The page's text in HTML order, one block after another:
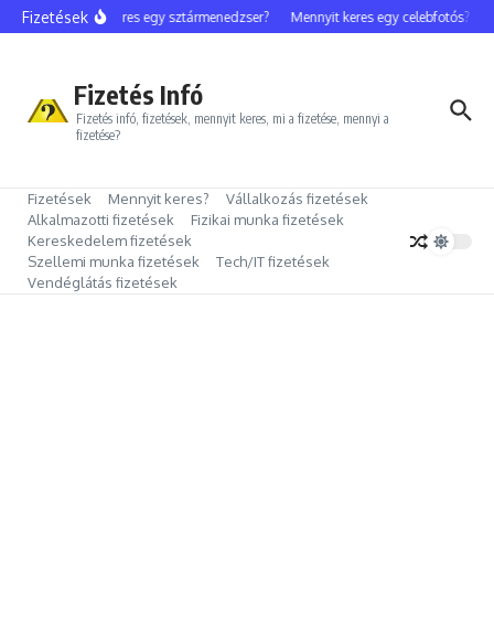
Ugrás a tartalomhoz
Fizetések
Mennyit keres egy sztármenedzser? Mennyit keres egy celebfotós?
Fizetés Infó
Fizetés infó, fizetések, mennyit keres, mi a fizetése, mennyi a
fizetése?
Fizetések Mennyit keres?
Vállalkozás fizetések
Alkalmazotti fizetések
Fizikai munka fizetések
Kereskedelem fizetések
Szellemi munka fizetések
Tech/IT fizetések
Vendéglátás fizetések